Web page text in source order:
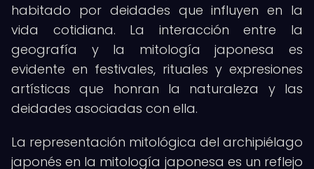
habitado por deidades que influyen en la
vida cotidiana. La interacción entre la
geografía y la mitología japonesa es
evidente en festivales, rituales y expresiones
artísticas que honran la naturaleza y las
deidades asociadas con ella.
La representación mitológica del archipiélago
japonés en la mitología japonesa es un reflejo